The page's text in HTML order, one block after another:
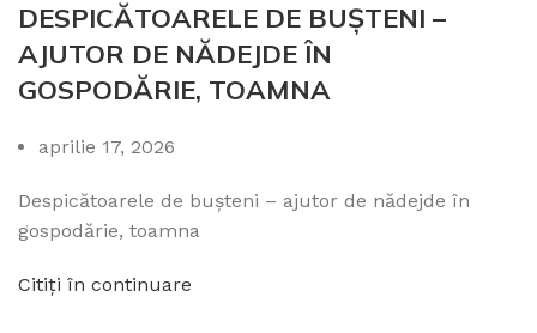
DESPICĂTOARELE DE BUȘTENI –
AJUTOR DE NĂDEJDE ÎN
GOSPODĂRIE, TOAMNA
aprilie 17, 2026
Despicătoarele de bușteni – ajutor de nădejde în
gospodărie, toamna
Citiți în continuare